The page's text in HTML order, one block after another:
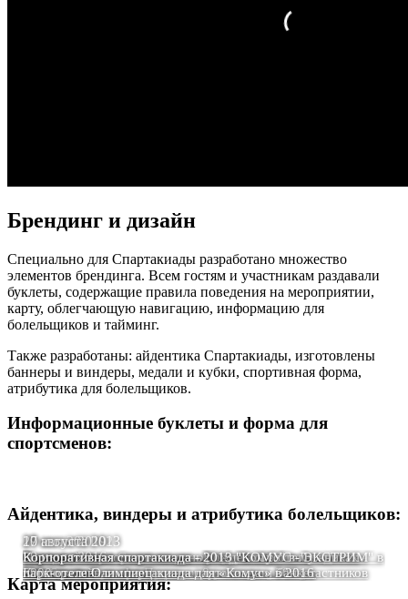
Брендинг и дизайн
Специально для Спартакиады разработано множество
элементов брендинга. Всем гостям и участникам раздавали
буклеты, содержащие правила поведения на мероприятии,
карту, облегчающую навигацию, информацию для
болельщиков и тайминг.
Также разработаны: айдентика Спартакиады, изготовлены
баннеры и виндеры, медали и кубки, спортивная форма,
атрибутика для болельщиков.
Информационные буклеты и форма для
спортсменов:
Айдентика, виндеры и атрибутика болельщиков:
Карта мероприятия:
19 августа 2023
Корпоративная Спартакиада эВ групп-2023 на стадионе
City Sport «Красная Пресня»: 8 регионов, 500 участников
29 мая 2021
Выездной корпоратив на день рождения в отеле
«Мистраль»: конференция, спартакиада и банкет
20 июля 2019
Корпоративная спартакиада - 2019 "Комус" в Лужниках -
5000 гостей
30 июля 2016
Корпоративная спартакиада для «Комус» в 2016
17 августа 2013
Корпоративная спартакиада - 2013 "КОМУС - ЭКСТРИМ" в
парк-отеле Олимпиец